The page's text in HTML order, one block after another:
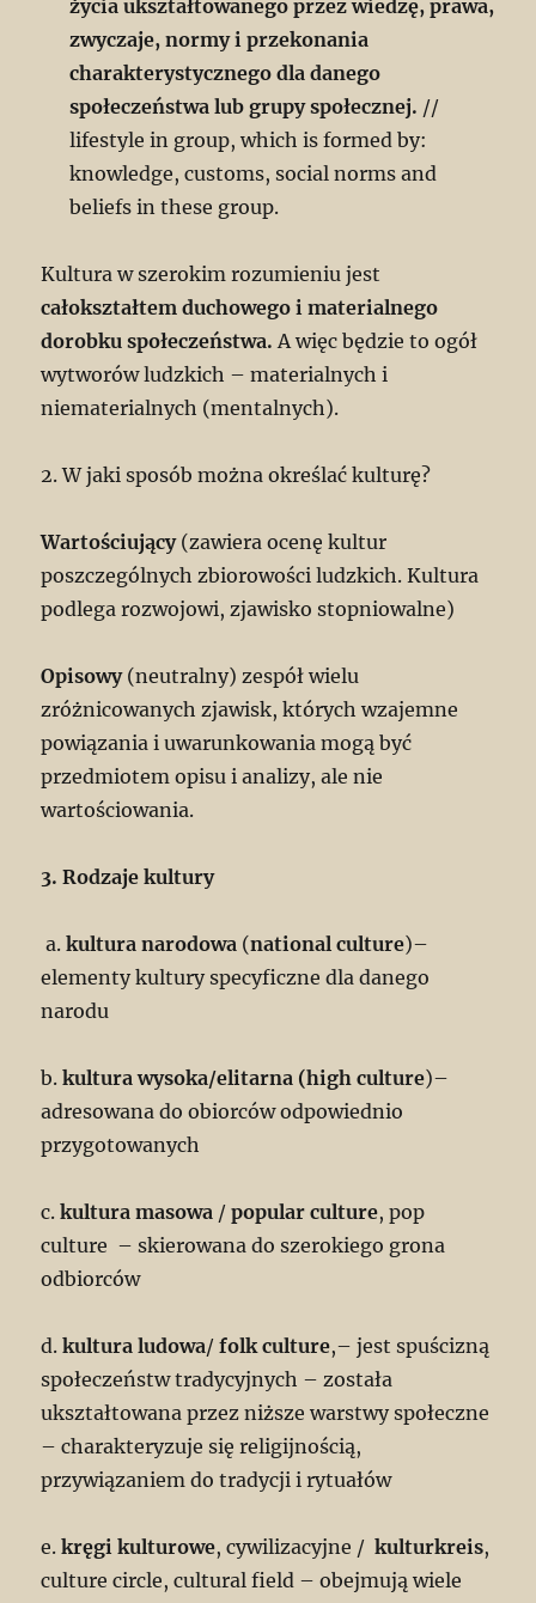
życia ukształtowanego przez wiedzę, prawa,
zwyczaje, normy i przekonania
charakterystycznego dla danego
społeczeństwa lub grupy społecznej. //
lifestyle in group, which is formed by:
knowledge, customs, social norms and
beliefs in these group.
Kultura w szerokim rozumieniu jest
całokształtem duchowego i materialnego
dorobku społeczeństwa. A więc będzie to ogół
wytworów ludzkich – materialnych i
niematerialnych (mentalnych).
2. W jaki sposób można określać kulturę?
Wartościujący(zawiera ocenę kultur
poszczególnych zbiorowości ludzkich. Kultura
podlega rozwojowi, zjawisko stopniowalne)
Opisowy (neutralny) zespół wielu
zróżnicowanych zjawisk, których wzajemne
powiązania i uwarunkowania mogą być
przedmiotem opisu i analizy, ale nie
wartościowania.
3. Rodzaje kultury
a.kultura narodowa (national culture)–
elementy kultury specyficzne dla danego
narodu
b.kultura wysoka/elitarna (high culture)–
adresowana do obiorców odpowiednio
przygotowanych
c.kultura masowa /popular culture, pop
culture – skierowana do szerokiego grona
odbiorców
d. kultura ludowa/ folk culture,– jest spuścizną
społeczeństw tradycyjnych – została
ukształtowana przez niższe warstwy społeczne
– charakteryzuje się religijnością,
przywiązaniem do tradycji i rytuałów
e.kręgi kulturowe, cywilizacyjne /kulturkreis,
culture circle, cultural field – obejmują wiele